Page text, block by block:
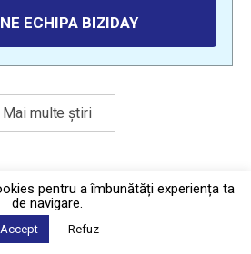
ECHIPA BIZIDAY
Mai multe știri
confidențialitate·Contact
2026 © Biziday
pentru a îmbunătăți experiența ta
de navigare.
Accept Refuz